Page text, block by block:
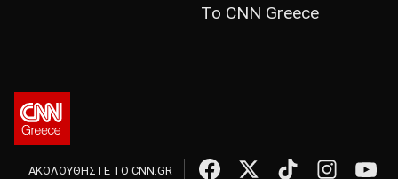
Το CNN Greece
ΑΚΟΛΟΥΘΗΣΤΕ ΤΟ CNN.GR